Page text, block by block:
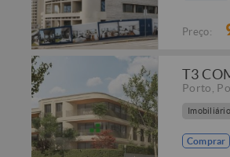
Preço:
T3
Porto
Imobiliário
Comprar